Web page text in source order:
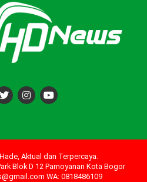
Aktual dan Terpercaya.
Blok D 12 Pamoyanan Kota Bogor
WA: 0818486109